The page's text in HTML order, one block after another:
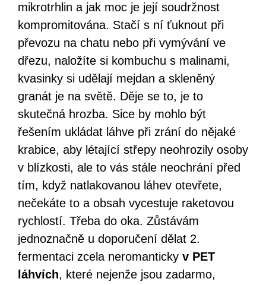
mikrotrhlin a jak moc je její soudržnost
kompromitována. Stačí s ní ťuknout při
převozu na chatu nebo při vymývání ve
dřezu, naložíte si kombuchu s malinami,
kvasinky si udělají mejdan a skleněný
granát je na světě. Děje se to, je to
skutečná hrozba. Sice by mohlo být
řešením ukládat láhve při zrání do nějaké
krabice, aby létající střepy neohrozily osoby
v blízkosti, ale to vás stále neochrání před
tím, když natlakovanou láhev otevřete,
nečekáte to a obsah vycestuje raketovou
rychlostí. Třeba do oka. Zůstávám
jednoznačně u doporučení dělat 2.
fermentaci zcela neromanticky v PET
láhvích, které nejenže jsou zadarmo,